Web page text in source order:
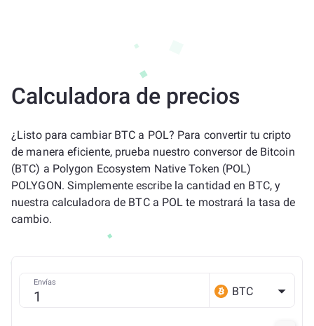
Calculadora de precios
¿Listo para cambiar BTC a POL? Para convertir tu cripto
de manera eficiente, prueba nuestro conversor de Bitcoin
(BTC) a Polygon Ecosystem Native Token (POL)
POLYGON. Simplemente escribe la cantidad en BTC, y
nuestra calculadora de BTC a POL te mostrará la tasa de
cambio.
Envías
BTC